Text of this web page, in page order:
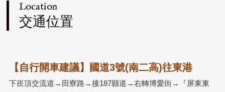
Location
交通位置
【自行開車建議】國道3號(南二高)往東港
下崁頂交流道→田寮路→接187縣道→右轉博愛街→『屏東東